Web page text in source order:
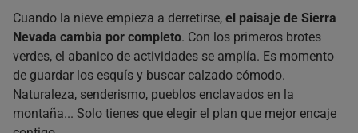
Cuando la nieve empieza a derretirse, el paisaje de Sierra
Nevada cambia por completo. Con los primeros brotes
verdes, el abanico de actividades se amplía. Es momento
de guardar los esquís y buscar calzado cómodo.
Naturaleza, senderismo, pueblos enclavados en la
montaña... Solo tienes que elegir el plan que mejor encaje